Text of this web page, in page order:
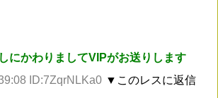
にかわりましてVIPがお送りします
ID:7ZqrNLKa0 ▼このレスに返信